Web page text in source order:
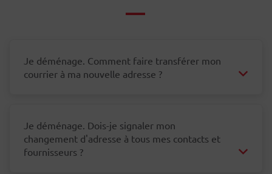
Je déménage. Comment faire transférer mon
courrier à ma nouvelle adresse ?
Je déménage. Dois-je signaler mon
changement d'adresse à tous mes contacts et
fournisseurs ?